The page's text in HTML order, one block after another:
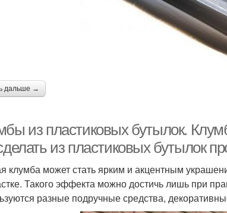
дальше →
из пластиковых бутылок.
из пластиковых бутылок
клумба может стать ярким и акцентным
Такого эффекта можно достичь лишь при
разные подручные средства,